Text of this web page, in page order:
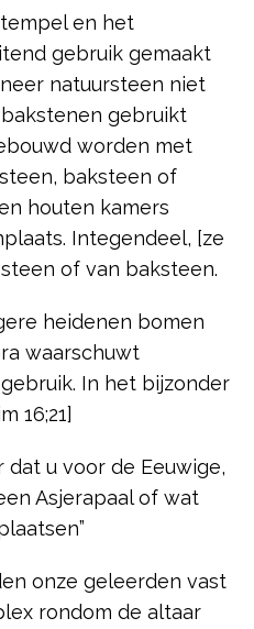
en het
gebruik gemaakt
natuursteen niet
gebruikt
worden met
baksteen of
houten kamers
Integendeel, [ze
of van baksteen.
heidenen bomen
waarschuwt
In het bijzonder
16;21]
dat u voor de Eeuwige,
Asjerapaal of wat
onze geleerden vast
rondom de altaar